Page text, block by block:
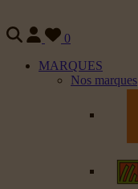
0
MARQUES
Nos marques